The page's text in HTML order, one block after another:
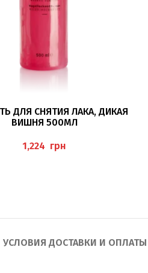
ПОДРОБНЕЕ
ДЛЯ СНЯТИЯ ЛАКА, ДИКАЯ
ВИШНЯ 500МЛ
BAEHRгрн
УСЛОВИЯ ДОСТАВКИ И ОПЛАТЫ